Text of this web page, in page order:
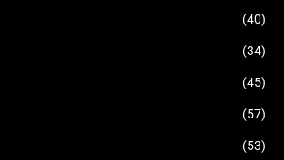
(40)
(34)
(45)
(57)
(53)